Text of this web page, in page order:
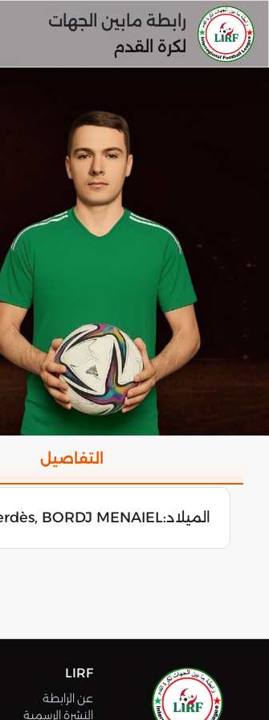
رابطة مابين الجهات
لكرة القدم
التفاصيل
الميلاد:BORDJ MENAIEL
LIRF
عن الرابطة
النشرة الرسمية